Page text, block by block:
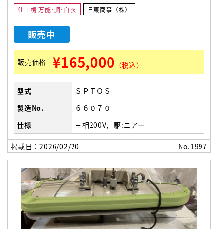
仕上機 万能･胴･白衣 日東商事（株）
販売中
販売価格 ¥165,000 （税込）
型式
ＳＰＴＯＳ
製造No.
６６０７０
仕様
三相200V 駆:エアー
掲載日：2026/02/20 No.1997